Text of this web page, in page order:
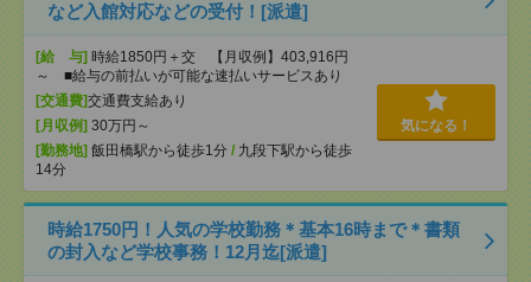
など入館対応などの受付！[派遣]
[給 与] 時給1850円＋交 【月収例】403,916円
～ ■給与の前払いが可能な速払いサービスあり
[交通費]交通費支給あり
[月収例] 30万円～
[勤務地] 飯田橋駅から徒歩1分 / 九段下駅から徒歩
14分
気になる！
時給1750円！人気の学校勤務＊基本16時まで＊書類
の封入など学校事務！12月迄[派遣]